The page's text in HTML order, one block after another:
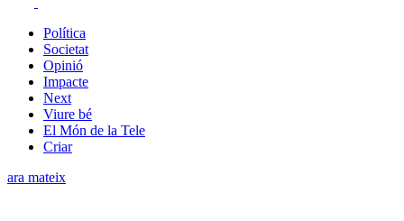
Política
Societat
Opinió
Impacte
Next
Viure bé
El Món de la Tele
Criar
ara mateix